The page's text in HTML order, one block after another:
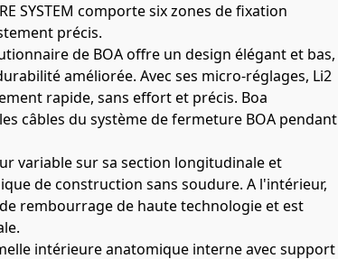
SYSTEM comporte six zones de fixation
précis.
de BOA offre un design élégant et bas,
améliorée. Avec ses micro-réglages, Li2
rapide, sans effort et précis. Boa
câbles du système de fermeture BOA pendant
variable sur sa section longitudinale et
de construction sans soudure. A l'intérieur,
rembourrage de haute technologie et est
intérieure anatomique interne avec support